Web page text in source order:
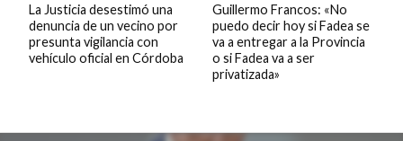
La Justicia desestimó una
denuncia de un vecino por
presunta vigilancia con
vehículo oficial en Córdoba
Guillermo Francos: «No
puedo decir hoy si Fadea se
va a entregar a la Provincia
o si Fadea va a ser
privatizada»